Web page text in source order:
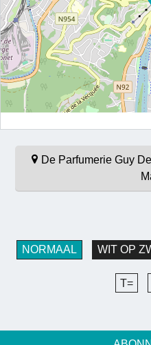
De Parfumerie Guy
NORMAAL WIT OP
T=